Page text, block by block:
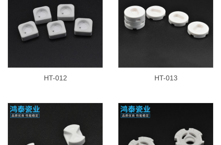
HT-012 HT-013